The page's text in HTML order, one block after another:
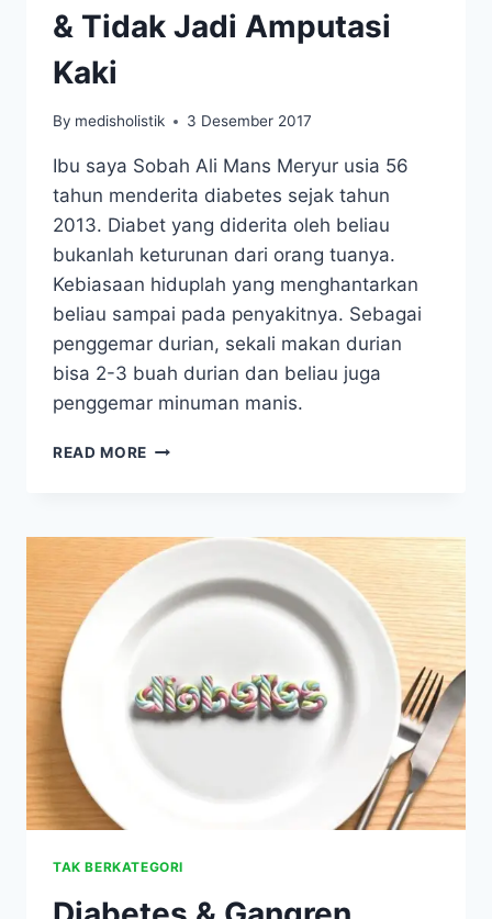
& Tidak Jadi Amputasi
Kaki
By medisholistik 3 Desember 2017
Ibu saya Sobah Ali Mans Meryur usia 56
tahun menderita diabetes sejak tahun
2013. Diabet yang diderita oleh beliau
bukanlah keturunan dari orang tuanya.
Kebiasaan hiduplah yang menghantarkan
beliau sampai pada penyakitnya. Sebagai
penggemar durian, sekali makan durian
bisa 2-3 buah durian dan beliau juga
penggemar minuman manis.
READ MORE DIABETES
650,
BISA
SELAMAT
&
TIDAK
AMPUTASI
KAKI
TAK BERKATEGORI